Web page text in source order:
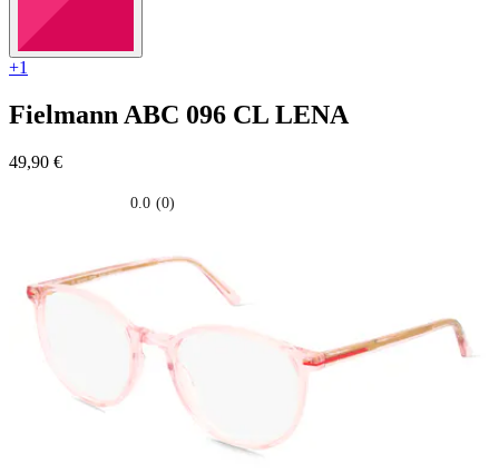
+1
Fielmann ABC 096 CL LENA
49,90 €
0.0 (0)